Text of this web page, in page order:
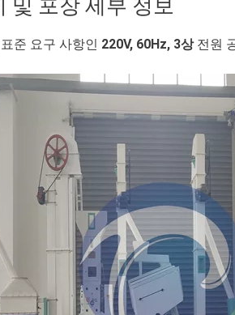
및 포장 세부 정보
준 요구 사항인 220V, 60Hz, 3상전원